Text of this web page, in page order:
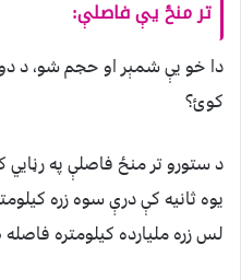
تر منځ یې فاصلې:
دا خو یې شمېر او حجم شو، د
کوئ؟
د ستورو تر منځ فاصلې په رڼايي
یوه ثانیه کې درې سوه زره
لس زره ملیارده کیلومتره